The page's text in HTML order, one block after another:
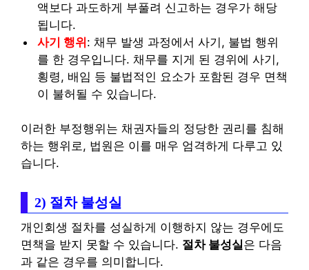
액보다 과도하게 부풀려 신고하는 경우가 해당
됩니다.
사기 행위: 채무 발생 과정에서 사기, 불법 행위
를 한 경우입니다. 채무를 지게 된 경위에 사기,
횡령, 배임 등 불법적인 요소가 포함된 경우 면책
이 불허될 수 있습니다.
이러한 부정행위는 채권자들의 정당한 권리를 침해
하는 행위로, 법원은 이를 매우 엄격하게 다루고 있
습니다.
2) 절차 불성실
개인회생 절차를 성실하게 이행하지 않는 경우에도
면책을 받지 못할 수 있습니다. 절차 불성실은 다음
과 같은 경우를 의미합니다.